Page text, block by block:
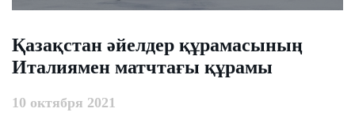
Қазақстан әйелдер құрамасының
Италиямен матчтағы құрамы
10 октября 2021